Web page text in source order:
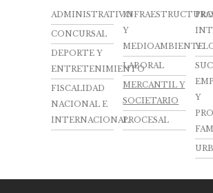
ADMINISTRATIVO
CONCURSAL
DEPORTE Y
ENTRETENIMIENTO
FISCALIDAD
NACIONAL E
INTERNACIONAL
Y
MEDIOAMBIENTE
LABORAL
MERCANTIL Y
SOCIETARIO
PROCESAL
Y
Y